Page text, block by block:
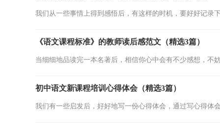
我们从一些事情上得到感悟后，有这样的时机，要好好记录
《语文课程标准》的教师读后感范文（精选3篇）
当细细地品读完一本名著后，相信你心中会有不少感想，不
初中语文新课程培训心得体会（精选3篇）
我们有一些启发后，好好地写一份心得体会，通过写心得体